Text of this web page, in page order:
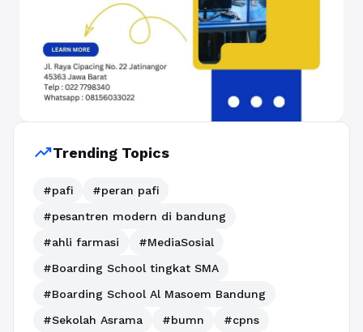
trending_upTrending Topics
#pafi
#peran pafi
#pesantren modern di bandung
#ahli farmasi
#MediaSosial
#Boarding School tingkat SMA
#Boarding School Al Masoem Bandung
#Sekolah Asrama
#bumn #cpns